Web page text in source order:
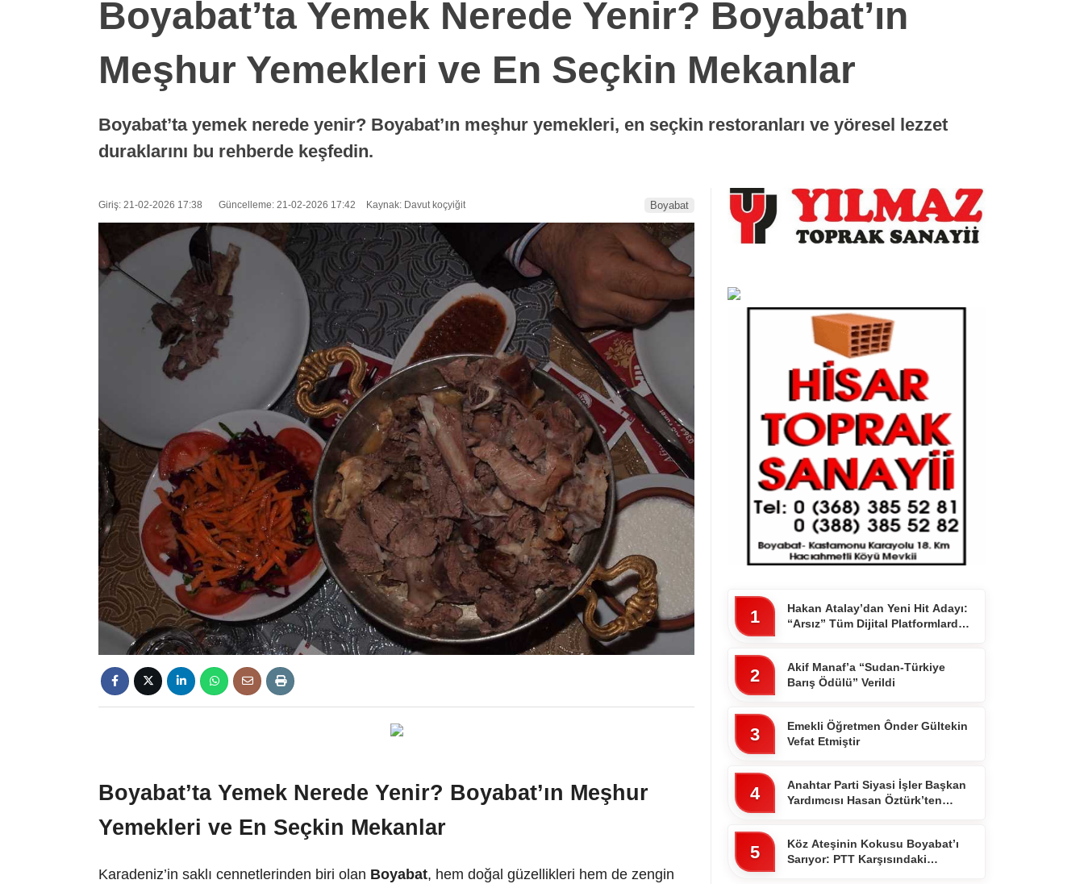
Boyabat’ta Yemek Nerede Yenir? Boyabat’ın
Meşhur Yemekleri ve En Seçkin Mekanlar
Boyabat’ta yemek nerede yenir? Boyabat’ın meşhur yemekleri, en seçkin restoranları ve yöresel lezzet
duraklarını bu rehberde keşfedin.
Giriş: 21-02-2026 17:38 Güncelleme: 21-02-2026 17:42 Kaynak: Davut koçyiğit Boyabat
Boyabat’ta Yemek Nerede Yenir? Boyabat’ın Meşhur
Yemekleri ve En Seçkin Mekanlar
Karadeniz’in saklı cennetlerinden biri olan Boyabat, hem doğal güzellikleri hem de zengin
1
Hakan Atalay’dan Yeni Hit Adayı:
“Arsız” Tüm Dijital Platformlarda
2
Akif Manaf’a “Sudan-Türkiye
Barış Ödülü” Verildi
3
Emekli Öğretmen Ônder Gültekin
Vefat Etmiştir
4
Anahtar Parti Siyasi İşler Başkan
Yardımcısı Hasan Öztürk’ten
5
Köz Ateşinin Kokusu Boyabat’ı
Sarıyor: PTT Karşısındaki